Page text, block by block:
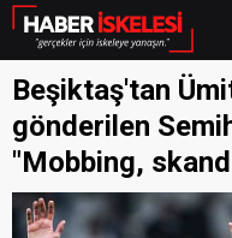
Beşiktaş'tan
gönderilen
"Mobbing,